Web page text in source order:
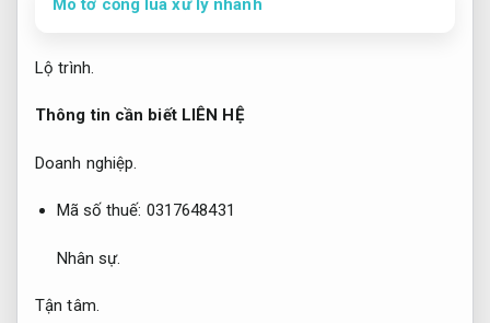
Mô tơ cổng lùa xử lý nhanh
Lộ trình.
Thông tin cần biết LIÊN HỆ
Doanh nghiệp.
Mã số thuế: 0317648431
Nhân sự.
Tận tâm.